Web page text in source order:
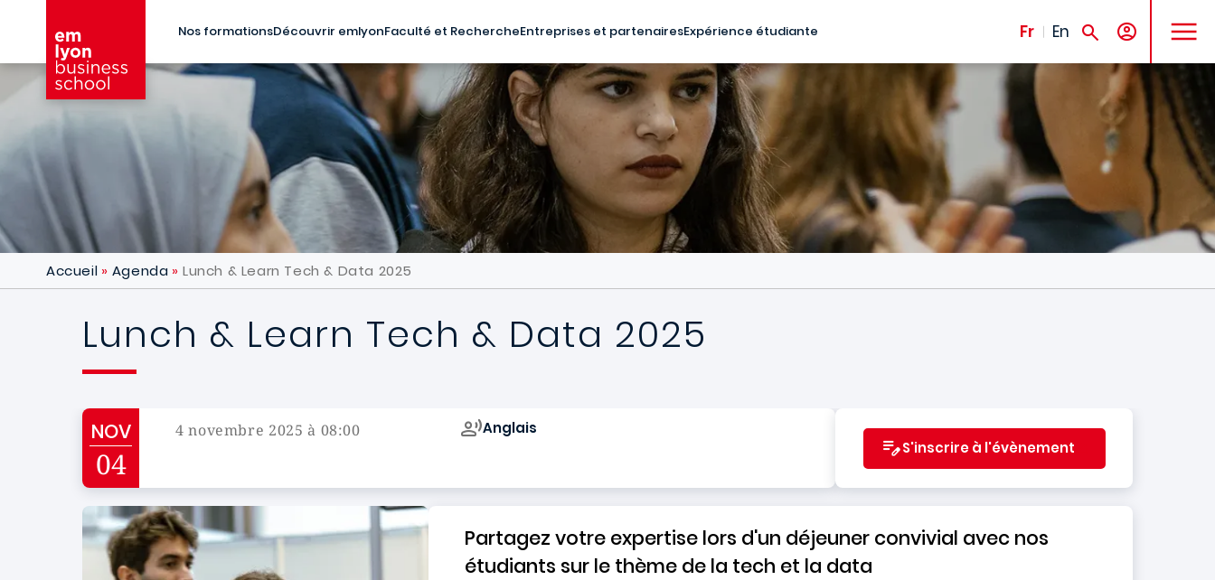
Nos formationsDécouvrir emlyonFaculté et RechercheEntreprises et partenairesExpérience étudiante Fr En
MENU
Accueil Agenda Lunch & Learn Tech & Data 2025
Lunch & Learn Tech & Data 2025
NOV
04
4 novembre 2025 à 08:00 Anglais
S'inscrire à l'évènement
Partagez votre expertise lors d'un déjeuner convivial avec nos
étudiants sur le thème de la tech et la data